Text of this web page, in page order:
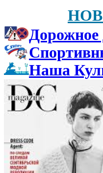
Дорожное
Наша